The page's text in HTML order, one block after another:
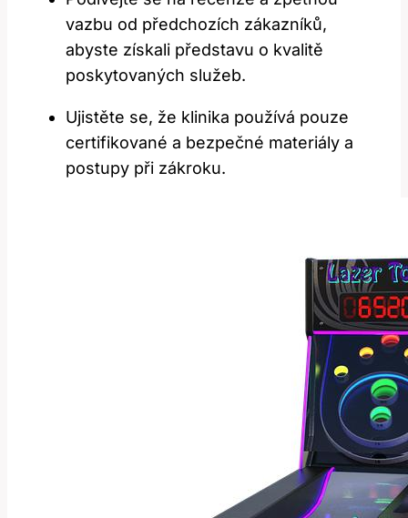
vazbu od předchozích zákazníků,
abyste získali‍ představu o kvalitě
poskytovaných služeb.
Ujistěte se, že klinika používá pouze
certifikované a bezpečné materiály a
postupy⁢ při zákroku.